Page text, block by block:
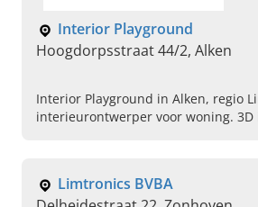
Interior Playground
Hoogdorpsstraat 44/2, Alken
Interior Playground in Alken, regio
interieurontwerper voor woning.
Limtronics BVBA